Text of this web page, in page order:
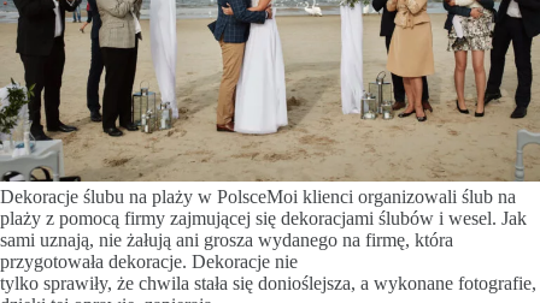
Dekoracje ślubu na plaży w PolsceMoi klienci organizowali ślub na
plaży z pomocą firmy zajmującej się dekoracjami ślubów i wesel. Jak
sami uznają, nie żałują ani grosza wydanego na firmę, która
przygotowała dekoracje. Dekoracje nie
tylko sprawiły, że chwila stała się donioślejsza, a wykonane fotografie,